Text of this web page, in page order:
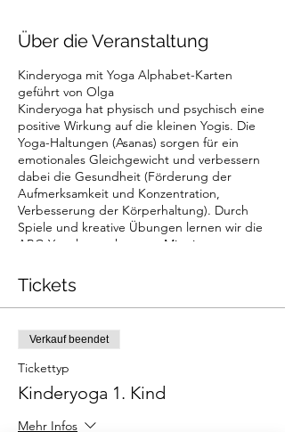
Über die Veranstaltung
Kinderyoga mit Yoga Alphabet-Karten
geführt von Olga
Kinderyoga hat physisch und psychisch eine
positive Wirkung auf die kleinen Yogis. Die
Yoga-Haltungen (Asanas) sorgen für ein
emotionales Gleichgewicht und verbessern
dabei die Gesundheit (Förderung der
Aufmerksamkeit und Konzentration,
Verbesserung der Körperhaltung). Durch
Spiele und kreative Übungen lernen wir die
ABC-Yogakarten kennen. Mit ein paar
Geschichten erzählen, sodass die Kinder in
eine Fantasiewelt abtauchen und
gemeinsam Abenteuer erleben.
Die Kinder sollten mindestens 3 Jahre alt
sein, wir empfehlen ein Alter von höchstens
Was du für dein Kind mitbringen solltest:
Tickets
Verkauf beendet
Tickettyp
Kinderyoga 1. Kind
Mehr Infos